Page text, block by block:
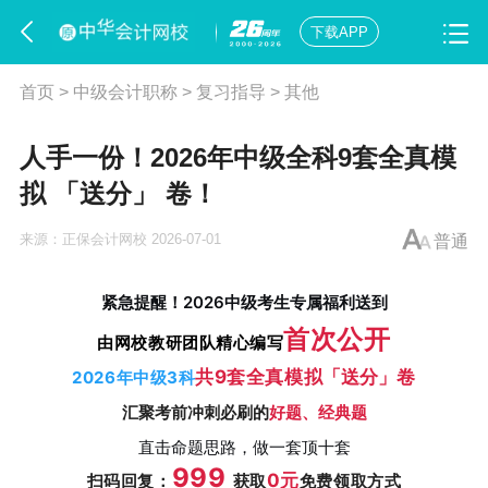
下载APP
首页> 中级会计职称> 复习指导 > 其他
人手一份！2026年中级全科9套全真模
拟 「送分」 卷！
普通
来源： 正保会计网校 2026-07-01
紧急提醒！2026中级考生专属福利送到
由网校教研团队精心编写首次公开
2026年中级3科共9套全真模拟「送分」卷
汇聚考前冲刺必刷的好题、经典题
直击命题思路，做一套顶十套
扫码回复： 999 获取0元免费领取方式